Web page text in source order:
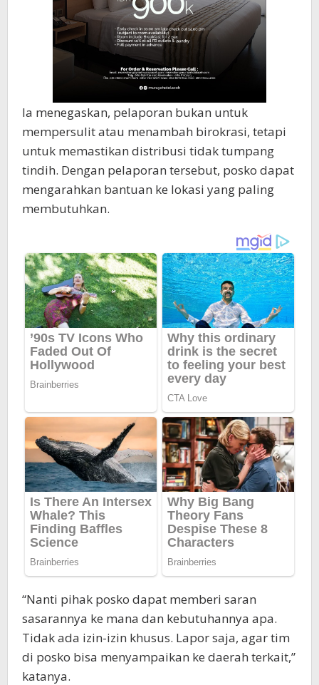
Ia menegaskan, pelaporan bukan untuk
mempersulit atau menambah birokrasi, tetapi
untuk memastikan distribusi tidak tumpang
tindih. Dengan pelaporan tersebut, posko dapat
mengarahkan bantuan ke lokasi yang paling
membutuhkan.
“Nanti pihak posko dapat memberi saran
sasarannya ke mana dan kebutuhannya apa.
Tidak ada izin-izin khusus. Lapor saja, agar tim
di posko bisa menyampaikan ke daerah terkait,”
katanya.